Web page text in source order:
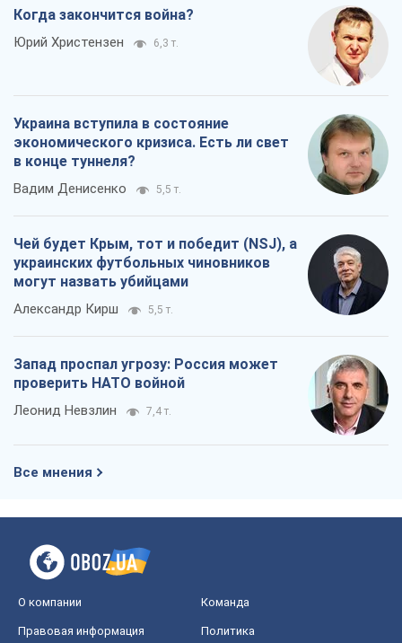
Когда закончится война?
Юрий Христензен 6,3 т.
Украина вступила в состояние
экономического кризиса. Есть ли свет
в конце туннеля?
Вадим Денисенко 5,5 т.
Чей будет Крым, тот и победит (NSJ), а
украинских футбольных чиновников
могут назвать убийцами
Александр Кирш 5,5 т.
Запад проспал угрозу: Россия может
проверить НАТО войной
Леонид Невзлин 7,4 т.
Все мнения
О компании Команда
Правовая информация
Политика